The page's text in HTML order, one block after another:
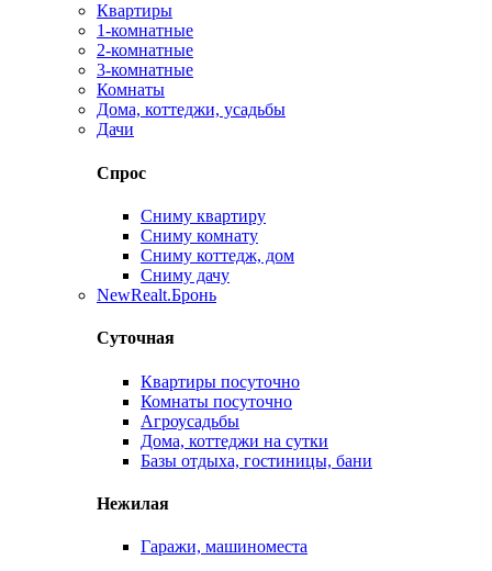
Квартиры
1-комнатные
2-комнатные
3-комнатные
Комнаты
Дома, коттеджи, усадьбы
Дачи
Спрос
Сниму квартиру
Сниму комнату
Сниму коттедж, дом
Сниму дачу
NewRealt.Бронь
Суточная
Квартиры посуточно
Комнаты посуточно
Агроусадьбы
Дома, коттеджи на сутки
Базы отдыха, гостиницы, бани
Нежилая
Гаражи, машиноместа